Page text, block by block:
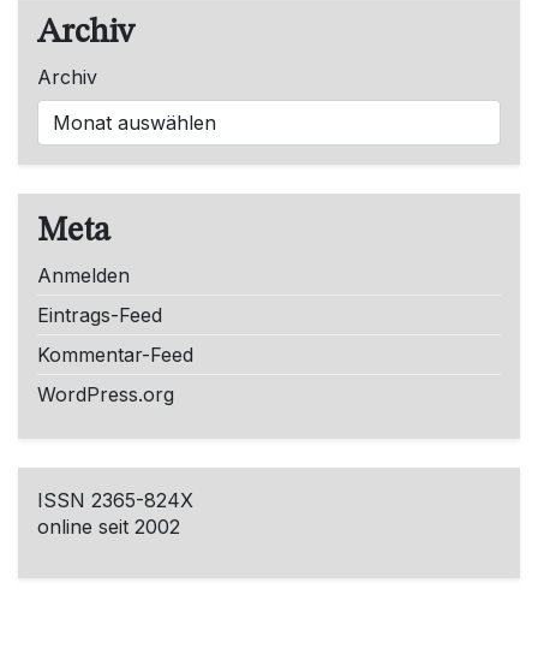
Archiv
Archiv
Meta
Anmelden
Eintrags-Feed
Kommentar-Feed
WordPress.org
ISSN 2365-824X
online seit 2002